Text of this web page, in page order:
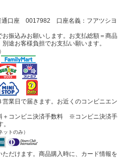
口座 0017982 口座名義：フアツシヨ
振込みお願いします。お支払総額＝商品
お客様負担でお支払い願います。
業日で届きます。お近くのコンビニエン
＋コンビニ決済手数料 ※コンビニ決済手
ットのみ）
だけます。商品購入時に、カード情報を